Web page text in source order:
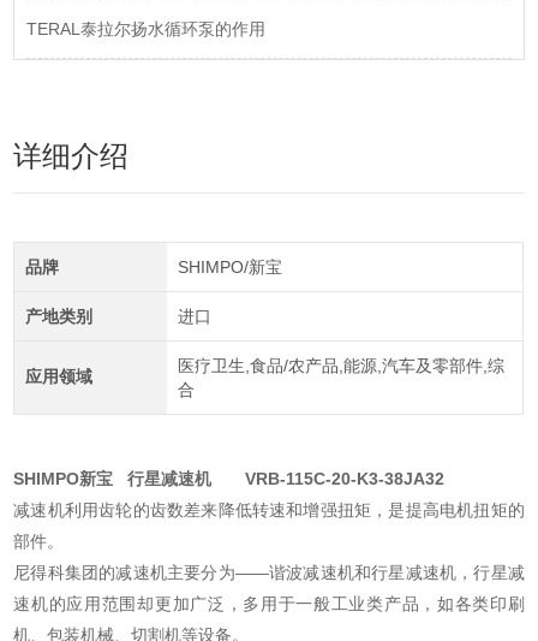
TERAL泰拉尔扬水循环泵的作用
详细介绍
品牌 SHIMPO/新宝
产地类别 进口
应用领域
医疗卫生,食品/农产品,能源,汽车及零部件,综
合
SHIMPO新宝 行星减速机
VRB-115C-20-K3-38JA32
减速机利用齿轮的齿数差来降低转速和增强扭矩，是提高电机扭矩的
部件。
尼得科集团的减速机主要分为——谐波减速机和行星减速机，行星减
速机的应用范围却更加广泛，多用于一般工业类产品，如各类印刷
机、包装机械、切割机等设备。